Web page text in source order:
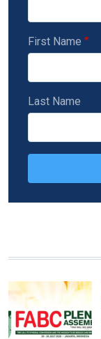
First Name
Last Name